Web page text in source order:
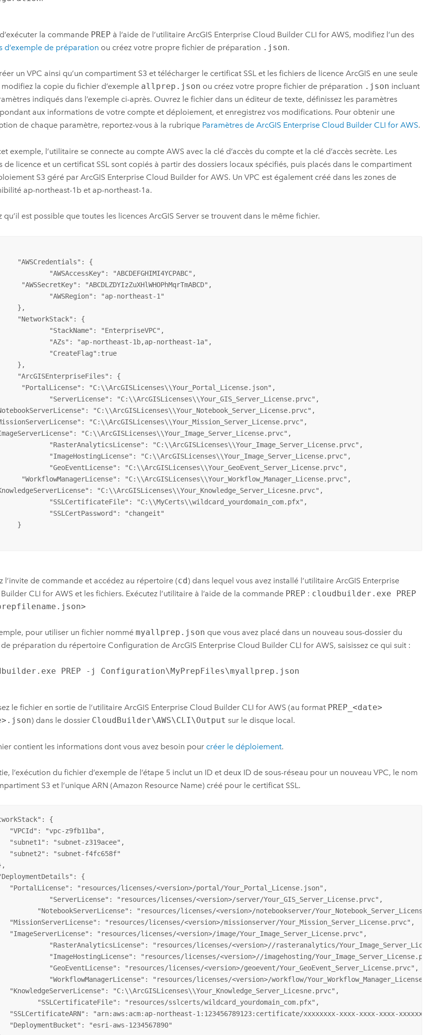
la commande PREP à l’aide de l’utilitaireArcGIS Enterprise Cloud Builder CLI for AWS, modifiez l’un des
d’exemple de préparation ou créez votre propre fichier de préparation .json.
unVPC ainsi qu’un compartiment S3 et télécharger le certificat SSL et les fichiers de licence ArcGIS en une seule
la copie du fichier d’exemple allprep.json ou créez votre propre fichier de préparation .json incluant
indiqués dans l’exemple ci-après. Ouvrez le fichier dans un éditeur de texte, définissez les paramètres
aux informations de votre compte et déploiement, et enregistrez vos modifications. Pour obtenir une
de chaque paramètre, reportez-vous à la rubrique Paramètres deArcGIS Enterprise Cloud Builder CLI for AWS.
exemple, l’utilitaire se connecte au compteAWS avec la clé d’accès du compte et la clé d’accès secrète. Les
de licence et un certificat SSL sont copiés à partir des dossiers locaux spécifiés, puis placés dans le compartiment
S3 géré parArcGIS Enterprise Cloud Builder for AWS. UnVPC est également créé dans les zones de
ap-northeast-1b et ap-northeast-1a.
qu’il est possible que toutes les licencesArcGIS Server se trouvent dans le même fichier.
"C:\\ArcGISLicenses\\Your_Notebook_Server_License.prvc",
"C:\\ArcGISLicenses\\Your_Mission_Server_License.prvc",
"C:\\ArcGISLicenses\\Your_Image_Server_License.prvc",
"C:\\ArcGISLicenses\\Your_Knowledge_Server_Licesne.prvc",
l’invite de commande et accédez au répertoire (cd) dans lequel vous avez installé l’utilitaireArcGIS Enterprise
CLI for AWS et les fichiers. Exécutez l’utilitaire à l’aide de la commande PREP : cloudbuilder.exe PREP
pour utiliser un fichier nommémyallprep.json que vous avez placé dans un nouveau sous-dossier du
préparation du répertoire Configuration deArcGIS Enterprise Cloud Builder CLI for AWS, saisissez ce qui suit :
PREP -j Configuration\MyPrepFiles\myallprep.json
le fichier en sortie de l’utilitaireArcGIS Enterprise Cloud Builder CLI for AWS (au format PREP_<date>
) dans le dossier CloudBuilder\AWS\CLI\Output sur le disque local.
contient les informations dont vous avez besoin pour créer le déploiement.
l’exécution du fichier d’exemple de l’étape 5 inclut un ID et deux ID de sous-réseau pour un nouveauVPC, le nom
S3 et l’unique ARN (Amazon Resource Name) créé pour le certificat SSL.
{
"VPCId": "vpc-z9fb11ba",
"subnet1": "subnet-z319acee",
"subnet2": "subnet-f4fc658f"
{
"PortalLicense": "resources/licenses/<version>/portal/Your_Portal_License.json",
"MissionServerLicense": "resources/licenses/<version>/missionserver/Your_Mission_Server_License.prvc",
"ImageServerLicense": "resources/licenses/<version>/image/Your_Image_Server_License.prvc",
"KnowledgeServerLicense": "C:\\ArcGISLicenses\\Your_Knowledge_Server_Licesne.prvc",
"SSLCertificateARN": "arn:aws:acm:ap-northeast-1:123456789123:certificate/xxxxxxxx-xxxx-xxxx-xxxx-
"DeploymentBucket": "esri-aws-1234567890"